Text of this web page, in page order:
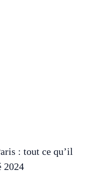
: tout ce qu’il
2024